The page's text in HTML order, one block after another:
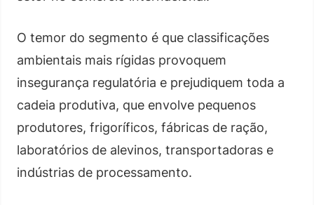
O temor do segmento é que classificações
ambientais mais rígidas provoquem
insegurança regulatória e prejudiquem toda a
cadeia produtiva, que envolve pequenos
produtores, frigoríficos, fábricas de ração,
laboratórios de alevinos, transportadoras e
indústrias de processamento.